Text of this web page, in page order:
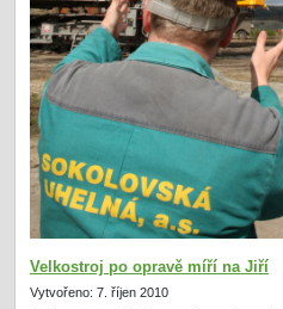
Velkostroj po opravě míří na Jiří
Vytvořeno: 7. říjen 2010